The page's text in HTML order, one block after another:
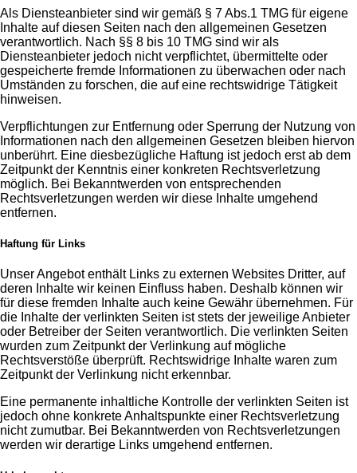
Als Diensteanbieter sind wir gemäß § 7 Abs.1 TMG für eigene
Inhalte auf diesen Seiten nach den allgemeinen Gesetzen
verantwortlich. Nach §§ 8 bis 10 TMG sind wir als
Diensteanbieter jedoch nicht verpflichtet, übermittelte oder
gespeicherte fremde Informationen zu überwachen oder nach
Umständen zu forschen, die auf eine rechtswidrige Tätigkeit
hinweisen.
Verpflichtungen zur Entfernung oder Sperrung der Nutzung von
Informationen nach den allgemeinen Gesetzen bleiben hiervon
unberührt. Eine diesbezügliche Haftung ist jedoch erst ab dem
Zeitpunkt der Kenntnis einer konkreten Rechtsverletzung
möglich. Bei Bekanntwerden von entsprechenden
Rechtsverletzungen werden wir diese Inhalte umgehend
entfernen.
Haftung für Links
Unser Angebot enthält Links zu externen Websites Dritter, auf
deren Inhalte wir keinen Einfluss haben. Deshalb können wir
für diese fremden Inhalte auch keine Gewähr übernehmen. Für
die Inhalte der verlinkten Seiten ist stets der jeweilige Anbieter
oder Betreiber der Seiten verantwortlich. Die verlinkten Seiten
wurden zum Zeitpunkt der Verlinkung auf mögliche
Rechtsverstöße überprüft. Rechtswidrige Inhalte waren zum
Zeitpunkt der Verlinkung nicht erkennbar.
Eine permanente inhaltliche Kontrolle der verlinkten Seiten ist
jedoch ohne konkrete Anhaltspunkte einer Rechtsverletzung
nicht zumutbar. Bei Bekanntwerden von Rechtsverletzungen
werden wir derartige Links umgehend entfernen.